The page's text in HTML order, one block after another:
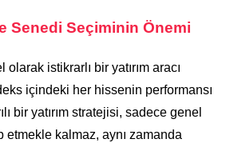
Senedi Seçiminin Önemi
istikrarlı bir yatırım aracı
içindeki her hissenin performansı
bir yatırım stratejisi, sadece genel
etmekle kalmaz, aynı zamanda